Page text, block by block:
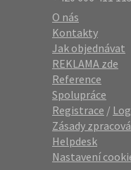
O nás
Kontakty
Jak objednávat
REKLAMA zde
Reference
Spolupráce
Registrace /
Zásady
Helpdesk
Nastavení